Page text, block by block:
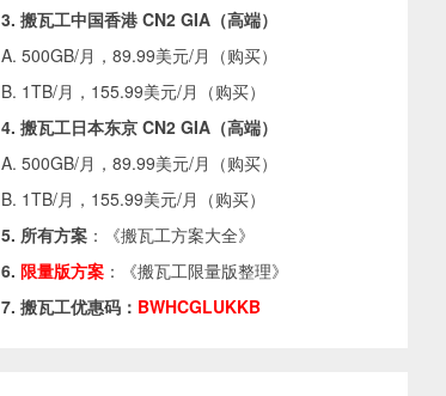
3. 搬瓦工中国香港 CN2 GIA（高端）
A. 500GB/月，89.99美元/月（购买）
B. 1TB/月，155.99美元/月（购买）
4. 搬瓦工日本东京 CN2 GIA（高端）
A. 500GB/月，89.99美元/月（购买）
B. 1TB/月，155.99美元/月（购买）
5. 所有方案 ：《搬瓦工方案大全》
6. 限量版方案 ：《搬瓦工限量版整理》
7. 搬瓦工优惠码： BWHCGLUKKB